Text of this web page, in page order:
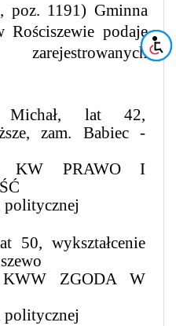
1191) Gminna
podaje
Michał, lat 42,
zam. Babiec -
KW PRAWO I
politycznej
50, wykształcenie
KWW ZGODA W
politycznej